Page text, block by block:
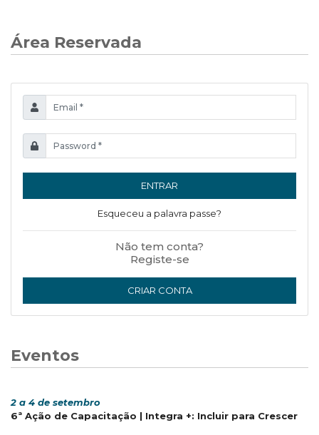
Área Reservada
ENTRAR
Esqueceu a palavra passe?
Não tem conta?
Registe-se
CRIAR CONTA
Eventos
2 a 4 de setembro
6ª Ação de Capacitação | Integra +: Incluir para Crescer